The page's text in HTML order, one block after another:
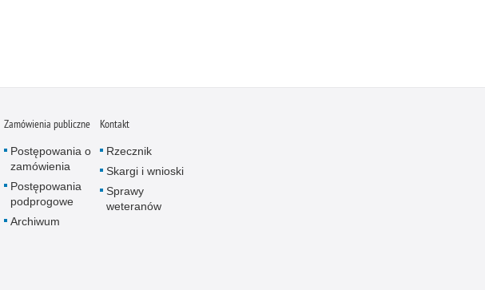
Nietrzeźwi kierujący
Nietrzeźwi opiekunowie
Nietrzeźwi pracownicy
Zamówienia publiczne
Postępowania o
zamówienia
Postępowania
podprogowe
Archiwum
Kontakt
Rzecznik
Skargi i wnioski
Sprawy
weteranów